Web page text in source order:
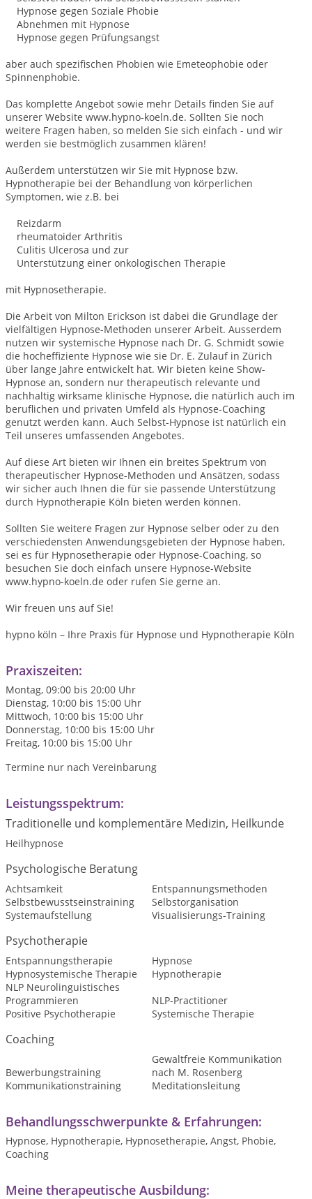
Hypnose gegen Soziale Phobie
Abnehmen mit Hypnose
Hypnose gegen Prüfungsangst
aber auch spezifischen Phobien wie Emeteophobie oder
Spinnenphobie.
Das komplette Angebot sowie mehr Details finden Sie auf
unserer Website www.hypno-koeln.de. Sollten Sie noch
weitere Fragen haben, so melden Sie sich einfach - und wir
werden sie bestmöglich zusammen klären!
Außerdem unterstützen wir Sie mit Hypnose bzw.
Hypnotherapie bei der Behandlung von körperlichen
Symptomen, wie z.B. bei
Reizdarm
rheumatoider Arthritis
Culitis Ulcerosa und zur
Unterstützung einer onkologischen Therapie
mit Hypnosetherapie.
Die Arbeit von Milton Erickson ist dabei die Grundlage der
vielfältigen Hypnose-Methoden unserer Arbeit. Ausserdem
nutzen wir systemische Hypnose nach Dr. G. Schmidt sowie
die hocheffiziente Hypnose wie sie Dr. E. Zulauf in Zürich
über lange Jahre entwickelt hat. Wir bieten keine Show-
Hypnose an, sondern nur therapeutisch relevante und
nachhaltig wirksame klinische Hypnose, die natürlich auch im
beruflichen und privaten Umfeld als Hypnose-Coaching
genutzt werden kann. Auch Selbst-Hypnose ist natürlich ein
Teil unseres umfassenden Angebotes.
Auf diese Art bieten wir Ihnen ein breites Spektrum von
therapeutischer Hypnose-Methoden und Ansätzen, sodass
wir sicher auch Ihnen die für sie passende Unterstützung
durch Hypnotherapie Köln bieten werden können.
Sollten Sie weitere Fragen zur Hypnose selber oder zu den
verschiedensten Anwendungsgebieten der Hypnose haben,
sei es für Hypnosetherapie oder Hypnose-Coaching, so
besuchen Sie doch einfach unsere Hypnose-Website
www.hypno-koeln.de oder rufen Sie gerne an.
Wir freuen uns auf Sie!
hypno köln – Ihre Praxis für Hypnose und Hypnotherapie Köln
Praxiszeiten:
Montag, 09:00 bis 20:00 Uhr
Dienstag, 10:00 bis 15:00 Uhr
Mittwoch, 10:00 bis 15:00 Uhr
Donnerstag, 10:00 bis 15:00 Uhr
Freitag, 10:00 bis 15:00 Uhr
Termine nur nach Vereinbarung
Leistungsspektrum:
Traditionelle und komplementäre Medizin, Heilkunde
Heilhypnose
Psychologische Beratung
Achtsamkeit
Entspannungsmethoden
Selbstbewusstseinstraining
Selbstorganisation
Systemaufstellung
Visualisierungs-Training
Psychotherapie
Entspannungstherapie
Hypnose
Hypnosystemische Therapie
Hypnotherapie
NLP Neurolinguistisches
Programmieren
NLP-Practitioner
Positive Psychotherapie
Systemische Therapie
Coaching
Bewerbungstraining
Gewaltfreie Kommunikation
nach M. Rosenberg
Kommunikationstraining
Meditationsleitung
Behandlungsschwerpunkte & Erfahrungen:
Hypnose, Hypnotherapie, Hypnosetherapie, Angst, Phobie,
Coaching
Meine therapeutische Ausbildung: